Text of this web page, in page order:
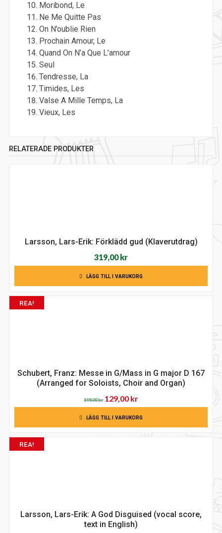
Moribond, Le
Ne Me Quitte Pas
On N’oublie Rien
Prochain Amour, Le
Quand On N’a Que L’amour
Seul
Tendresse, La
Timides, Les
Valse A Mille Temps, La
Vieux, Les
RELATERADE PRODUKTER
Larsson, Lars-Erik: Förklädd gud (Klaverutdrag)
319,00kr
LÄGG TILL I VARUKORG
REA!
Schubert, Franz: Messe in G/Mass in G major D 167
(Arranged for Soloists, Choir and Organ)
149,00kr Det
ursprungliga
priset
129,00 krDet
nuvarande
priset
LÄGG TILL I VARUKORG
REA!
Larsson, Lars-Erik: A God Disguised (vocal score,
text in English)